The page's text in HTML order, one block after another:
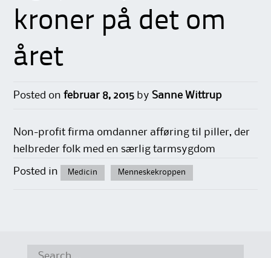
kroner på det om
året
Posted onfebruar 8, 2015 bySanne Wittrup
Non-profit firma omdanner afføring til piller, der
helbreder folk med en særlig tarmsygdom
Posted in Medicin Menneskekroppen
Search